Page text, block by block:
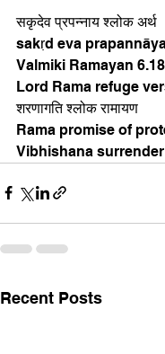
सकृदेव प्रपन्नाय श्लोक अर्थ
sakṛd eva
Valmiki Ramayan
Lord Rama refuge
शरणागति श्लोक रामायण
Rama promise of
Vibhishana
Recent Posts